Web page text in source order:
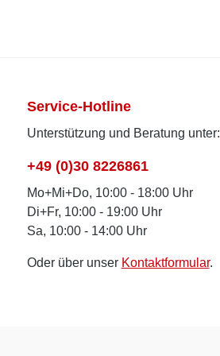
Service-Hotline
Unterstützung und Beratung unter:
+49 (0)30 8226861
Mo+Mi+Do, 10:00 - 18:00 Uhr
Di+Fr, 10:00 - 19:00 Uhr
Sa, 10:00 - 14:00 Uhr
Oder über unser Kontaktformular.